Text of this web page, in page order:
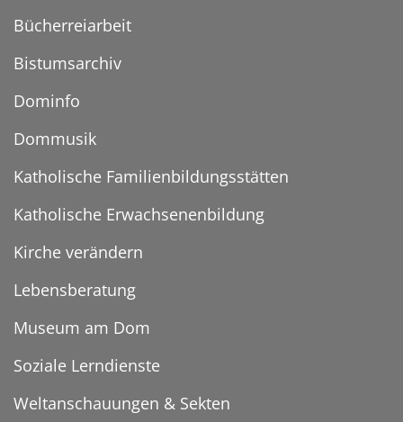
Bücherreiarbeit
Bistumsarchiv
Dominfo
Dommusik
Katholische Familienbildungsstätten
Katholische Erwachsenenbildung
Kirche verändern
Lebensberatung
Museum am Dom
Soziale Lerndienste
Weltanschauungen & Sekten